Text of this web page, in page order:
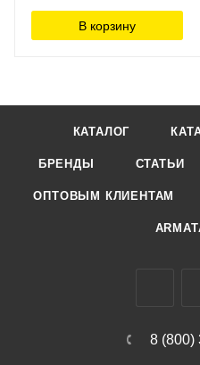
В корзину
КАТАЛОГ
БРЕНДЫ СТАТЬИ
ОПТОВЫМ КЛИЕНТАМ
8 (800)